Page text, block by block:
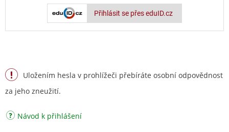
Přihlásit se přes eduID.cz
Uložením hesla v prohlížeči přebíráte osobní odpovědnost
za jeho zneužití.
Návod k přihlášení